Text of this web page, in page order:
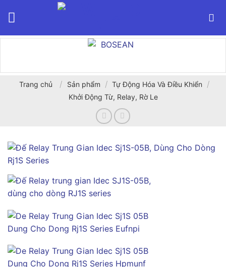
Trang chủ / Sản phẩm / Tự Động Hóa Và Điều Khiển /
Khởi Động Từ, Relay, Rờ Le